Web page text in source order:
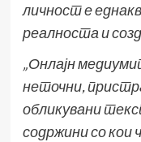
личност е
реалноста и
„Онлајн
неточни,
обликувани
содржини со